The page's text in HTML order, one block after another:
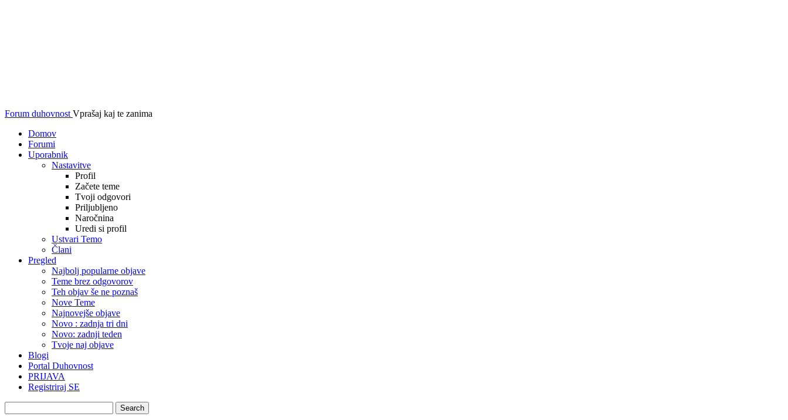
Forum duhovnost Vprašaj kaj te zanima
Domov
Forumi
Uporabnik
Nastavitve
Profil
Začete teme
Tvoji odgovori
Priljubljeno
Naročnina
Uredi si profil
Ustvari Temo
Člani
Pregled
Najbolj popularne objave
Teme brez odgovorov
Teh objav še ne poznaš
Nove Teme
Najnovejše objave
Novo : zadnja tri dni
Novo: zadnji teden
Tvoje naj objave
Blogi
Portal Duhovnost
PRIJAVA
Registriraj SE